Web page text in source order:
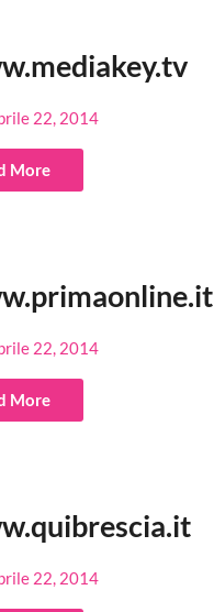
22, 2014
More
22, 2014
More
22, 2014